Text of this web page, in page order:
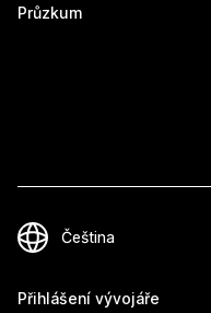
Průzkum
Přihlášení vývojáře